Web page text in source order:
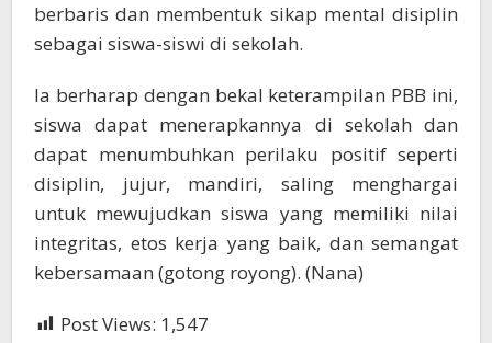
berbaris dan membentuk sikap mental disiplin
sebagai siswa-siswi di sekolah.
Ia berharap dengan bekal keterampilan PBB ini,
siswa dapat menerapkannya di sekolah dan
dapat menumbuhkan perilaku positif seperti
disiplin, jujur, mandiri, saling menghargai
untuk mewujudkan siswa yang memiliki nilai
integritas, etos kerja yang baik, dan semangat
kebersamaan (gotong royong). (Nana)
Post Views: 1,547